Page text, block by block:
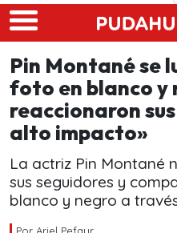
Skip to main content
Pin Montané se
foto en blanco y
reaccionaron
alto impacto»
La actriz Pin Montané
sus seguidores y
blanco y negro a
Por Ariel Pefaur